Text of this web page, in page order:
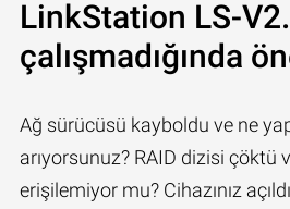
LinkStation LS-
çalışmadığında
Ağ sürücüsü kayboldu ve ne
arıyorsunuz? RAID dizisi çöktü
erişilemiyor mu? Cihazınız